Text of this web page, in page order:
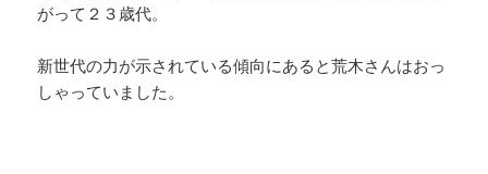
がって２３歳代。
新世代の力が示されている傾向にあると荒木さんはおっ
しゃっていました。